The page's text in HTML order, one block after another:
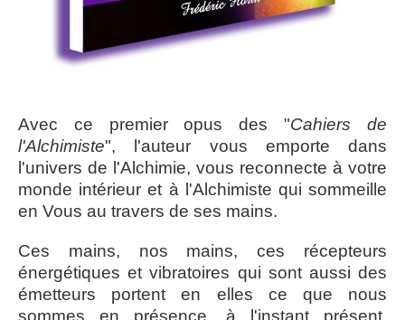
Avec ce premier opus des "Cahiers de
l'Alchimiste", l'auteur vous emporte dans
l'univers de l'Alchimie, vous reconnecte à votre
monde intérieur et à l'Alchimiste qui sommeille
en Vous au travers de ses mains.
Ces mains, nos mains, ces récepteurs
énergétiques et vibratoires qui sont aussi des
émetteurs portent en elles ce que nous
sommes en présence, à l'instant présent.